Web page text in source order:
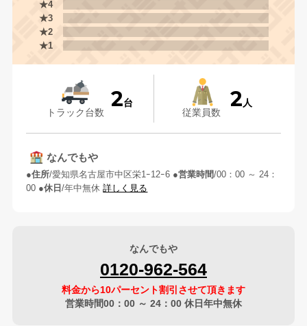
★4
★3
★2
★1
トラック台数
2台
従業員数
2 人
なんでもや
住所 愛知県名古屋市中区栄1ｰ12ｰ6 営業時間 00：00 ～ 24：
00
休日 年中無休 詳しく見る
なんでもや
0120-962-564
料金から10パーセント割引させて頂きます
営業時間00：00 ～ 24：00 休日年中無休